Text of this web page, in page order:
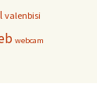
valenbisi
webcam